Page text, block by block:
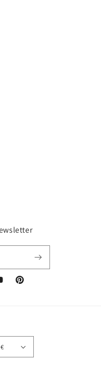
Pinterest
France | EUR €